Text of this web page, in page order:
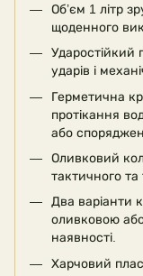
Об’єм 1 літр
щоденного
Ударостійкий
ударів і
Герметична
протікання
або
Оливковий
тактичного
Два варіанти
оливковою
наявності.
Харчовий